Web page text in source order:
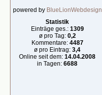
powered by BlueLionWebdesign
Statistik
Einträge ges.: 1309
ø pro Tag: 0,2
Kommentare: 4487
ø pro Eintrag:3,4
Online seit dem:14.04.2008
in Tagen:6688